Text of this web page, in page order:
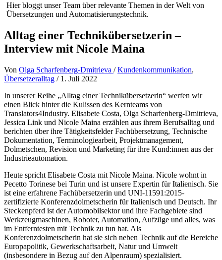
Hier bloggt unser Team über relevante Themen in der Welt von
Übersetzungen und Automatisierungstechnik.
Alltag einer Technikübersetzerin –
Interview mit Nicole Maina
Von Olga Scharfenberg-Dmitrieva /Kundenkommunikation,
Übersetzeralltag / 1. Juli 2022
In unserer Reihe „Alltag einer Technikübersetzerin“ werfen wir
einen Blick hinter die Kulissen des Kernteams von
Translators4Industry. Elisabete Costa, Olga Scharfenberg-Dmitrieva,
Jessica Link und Nicole Maina erzählen aus ihrem Berufsalltag und
berichten über ihre Tätigkeitsfelder Fachübersetzung, Technische
Dokumentation, Terminologiearbeit, Projektmanagement,
Dolmetschen, Revision und Marketing für ihre Kund:innen aus der
Industrieautomation.
Heute spricht Elisabete Costa mit Nicole Maina. Nicole wohnt in
Pecetto Torinese bei Turin und ist unsere Expertin für Italienisch. Sie
ist eine erfahrene Fachübersetzerin und UNI-11591:2015-
zertifizierte Konferenzdolmetscherin für Italienisch und Deutsch. Ihr
Steckenpferd ist der Automobilsektor und ihre Fachgebiete sind
Werkzeugmaschinen, Roboter, Automation, Aufzüge und alles, was
im Entferntesten mit Technik zu tun hat. Als
Konferenzdolmetscherin hat sie sich neben Technik auf die Bereiche
Europapolitik, Gewerkschaftsarbeit, Natur und Umwelt
(insbesondere in Bezug auf den Alpenraum) spezialisiert.